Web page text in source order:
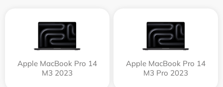
Apple MacBook Pro 14
M3 2023
Apple MacBook Pro 14
M3 Pro 2023